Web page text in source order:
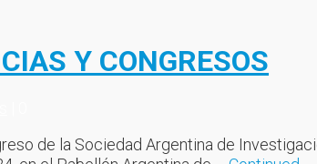
Y CONGRESOS
de la Sociedad Argentina de